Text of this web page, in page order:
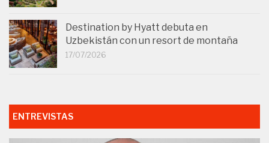
Destination by Hyatt debuta en
Uzbekistán con un resort de montaña
17/07/2026
ENTREVISTAS